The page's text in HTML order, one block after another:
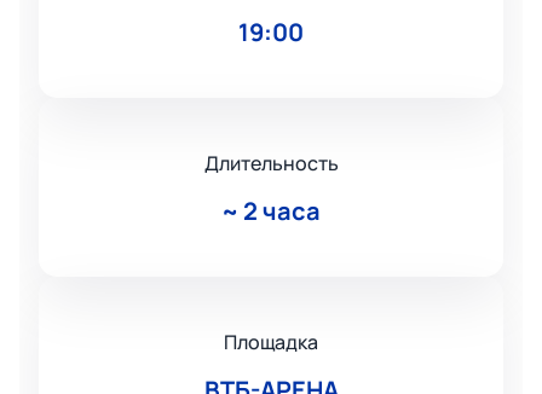
19:00
Длительность
~ 2 часа
Площадка